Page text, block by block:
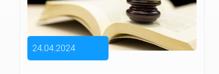
24.04.2024